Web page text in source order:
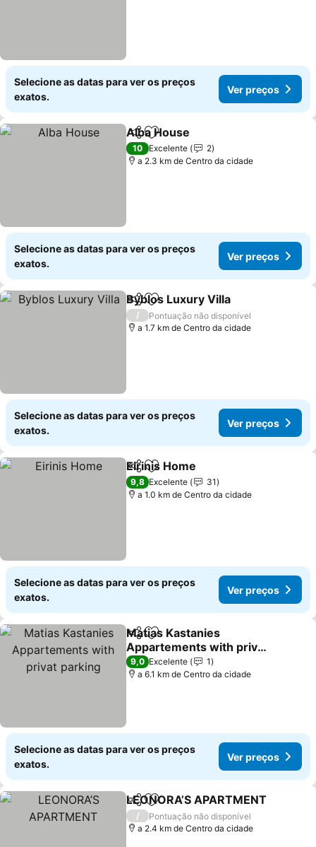
Selecione as datas para ver os preços
exatos.
Ver preços
PartilharAdicionar aos favoritos
Alba House
10 Excelente
2
a 2.3 km de Centro da cidade
Selecione as datas para ver os preços
exatos.
Ver preços
PartilharAdicionar aos favoritos
Byblos Luxury Villa
/
Pontuação não disponível
a 1.7 km de Centro da cidade
Selecione as datas para ver os preços
exatos.
Ver preços
PartilharAdicionar aos favoritos
Eirinis Home
9,8 Excelente
31
a 1.0 km de Centro da cidade
Selecione as datas para ver os preços
exatos.
Ver preços
PartilharAdicionar aos favoritos
Matias Kastanies
Appartements with privat
parking
9,0 Excelente
1
a 6.1 km de Centro da cidade
Selecione as datas para ver os preços
exatos.
Ver preços
PartilharAdicionar aos favoritos
LEONORA’S APARTMENT
/
Pontuação não disponível
a 2.4 km de Centro da cidade